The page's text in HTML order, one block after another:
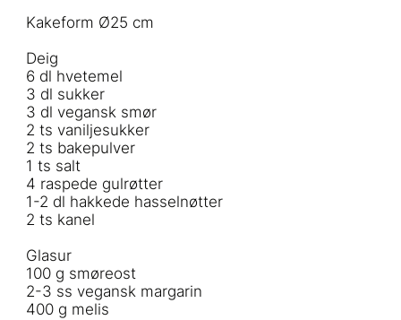
Kakeform Ø25 cm
Deig
6 dl hvetemel
3 dl sukker
3 dl vegansk smør
2 ts vaniljesukker
2 ts bakepulver
1 ts salt
4 raspede gulrøtter
1-2 dl hakkede hasselnøtter
2 ts kanel
Glasur
100 g smøreost
2-3 ss vegansk margarin
400 g melis